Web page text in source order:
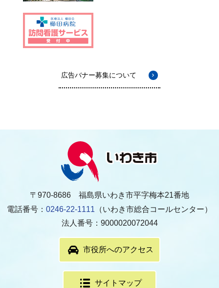
広告バナー募集について
〒970-8686 福島県いわき市平字梅本21番地
電話番号： 0246-22-1111 （いわき市総合コールセンター）
法人番号：9000020072044
市役所へのアクセス
サイトマップ